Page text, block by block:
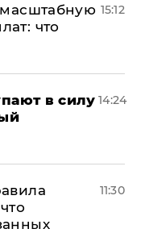
масштабную
что
15:12
в силу 14:24
11:30